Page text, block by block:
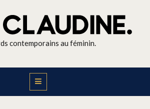
contemporains au féminin.